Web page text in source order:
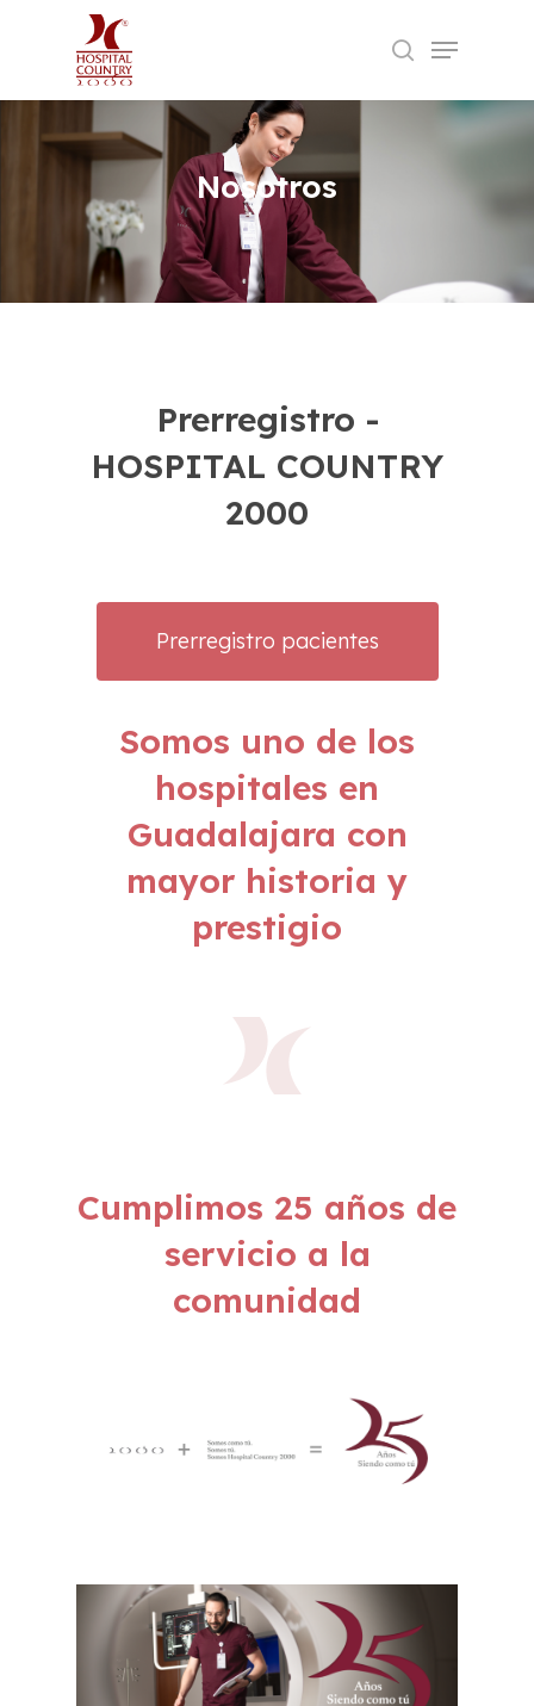
content
search
Menu
Nosotros
Prerregistro -
HOSPITAL COUNTRY
2000
Prerregistro pacientes
Somos uno de los
hospitales en
Guadalajara con
mayor historia y
prestigio
Cumplimos 25 años de
servicio a la
comunidad
Menu